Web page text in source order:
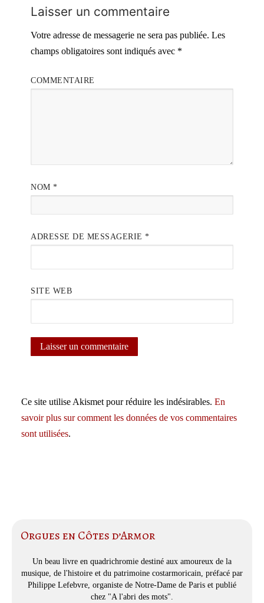
Laisser un commentaire
Votre adresse de messagerie ne sera pas publiée. Les
champs obligatoires sont indiqués avec *
COMMENTAIRE
NOM *
ADRESSE DE MESSAGERIE *
SITE WEB
Ce site utilise Akismet pour réduire les indésirables. En
savoir plus sur comment les données de vos commentaires
sont utilisées.
Orgues en Côtes d’Armor
Un beau livre en quadrichromie destiné aux amoureux de la
musique, de l'histoire et du patrimoine costarmoricain, préfacé par
Philippe Lefebvre, organiste de Notre-Dame de Paris et publié
chez "A l'abri des mots".